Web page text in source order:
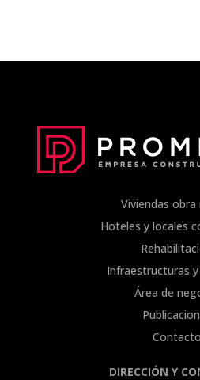
Viviendas obra
Hoteles y locales
Infraestructuras
Área de
Contacto
DIRECCIÓN Y